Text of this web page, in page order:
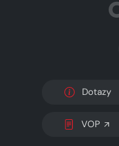
Dotazy
VOP